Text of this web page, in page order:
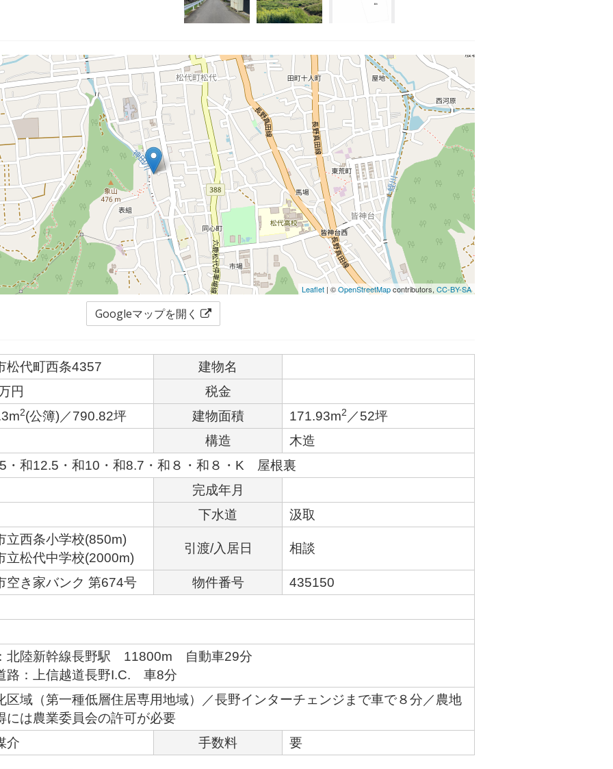
Leaflet | ©OpenStreetMapcontributors, CC-BY-SA
Googleマップを開く
松代町西条4357
建物名
円
税金
2(公簿)／790.82坪 建物面積 171.93m2 ／52坪
構造
木造
・和12.5・和10・和8.7・和８・和８・K 屋根裏
完成年月
下水道
汲取
立西条小学校(850m)
立松代中学校(2000m)
引渡/入居日 相談
空き家バンク 第674号 物件番号 435150
北陸新幹線長野駅 11800m 自動車29分
路：上信越道長野I.C. 車8分
区域（第一種低層住居専用地域）／長野インターチェンジまで車で８分／農地
には農業委員会の許可が必要
介
手数料 要